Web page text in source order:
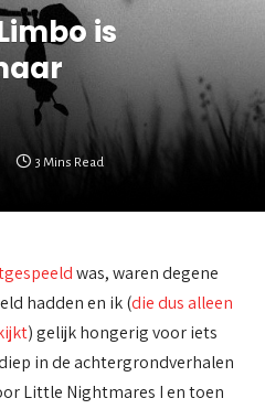
is
3 Mins Read
was, waren degene
hadden en ik (die dus alleen
) gelijk hongerig voor iets
in de achtergrondverhalen
Little Nightmares I en toen